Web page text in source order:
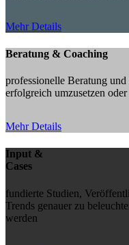
Mehr Details
Beratung & Coaching
professionelle Beratung
erfolgreich umzusetzen
Mehr Details
Input &
Cases
fundierte Studien,
Trends genauer zu
werden